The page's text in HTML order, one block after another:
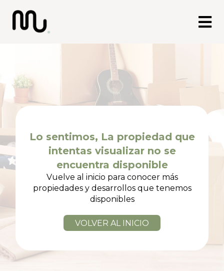
Lo sentimos, La propiedad que
intentas visualizar no se
encuentra disponible
Vuelve al inicio para conocer más
propiedades y desarrollos que tenemos
disponibles
VOLVER AL INICIO